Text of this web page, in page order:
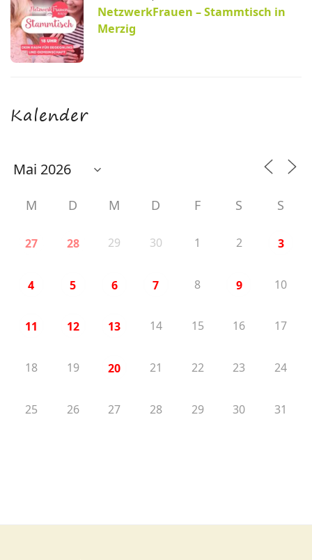
NetzwerkFrauen – Stammtisch in
Merzig
Kalender
M D M D F S S
27 28 29 30 1 2 3
4 5 6 7 8 9 10
11 12 13 14 15 16 17
18 19 20 21 22 23 24
25 26 27 28 29 30 31